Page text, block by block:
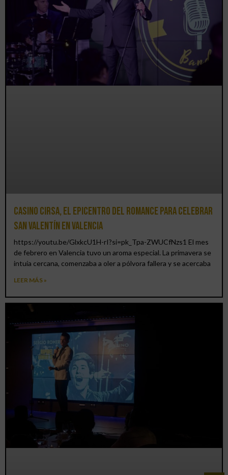
Casino CIRSA, el epicentro del romance para celebrar
San Valentín en Valencia
https://youtu.be/GlxkcU1H-rI?si=pk_Tpa-ZWUCfNzs1 El mes
de febrero en Valencia tuvo un aroma especial. La primavera se
intuía cercana, comenzaba a oler a pólvora fallera y se acercaba
LEER MÁS »